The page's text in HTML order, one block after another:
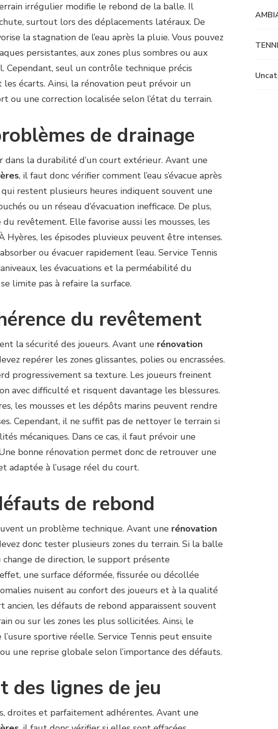
irrégulier modifie le rebond de la balle. Il
surtout lors des déplacements latéraux. De
la stagnation de l’eau après la pluie. Vous pouvez
persistantes, aux zones plus sombres ou aux
seul un contrôle technique précis
écarts. Ainsi, la rénovation peut prévoir un
ou une correction localisée selon l’état du terrain.
de drainage
dans la durabilité d’un court extérieur. Avant une
, il faut donc vérifier comment l’eau s’évacue après
restent plusieurs heures indiquent souvent une
ou un réseau d’évacuation inefficace. De plus,
du revêtement. Elle favorise aussi les mousses, les
Hyères, les épisodes pluvieux peuvent être intenses.
ou évacuer rapidement l’eau. Service Tennis
les évacuations et la perméabilité du
limite pas à refaire la surface.
du revêtement
la sécurité des joueurs. Avant une rénovation
repérer les zones glissantes, polies ou encrassées.
progressivement sa texture. Les joueurs freinent
avec difficulté et risquent davantage les blessures.
les mousses et les dépôts marins peuvent rendre
Cependant, il ne suffit pas de nettoyer le terrain si
mécaniques. Dans ce cas, il faut prévoir une
bonne rénovation permet donc de retrouver une
adaptée à l’usage réel du court.
de rebond
un problème technique. Avant une rénovation
donc tester plusieurs zones du terrain. Si la balle
de direction, le support présente
une surface déformée, fissurée ou décollée
nuisent au confort des joueurs et à la qualité
ancien, les défauts de rebond apparaissent souvent
ou sur les zones les plus sollicitées. Ainsi, le
sportive réelle. Service Tennis peut ensuite
une reprise globale selon l’importance des défauts.
des lignes de jeu
droites et parfaitement adhérentes. Avant une